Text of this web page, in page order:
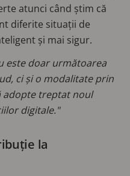
atunci când știm că
diferite situații de
și mai sigur.
este doar următoarea
ci și o modalitate prin
adopte treptat noul
digitale."
la